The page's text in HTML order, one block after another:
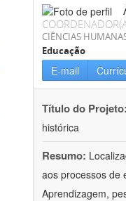
CIÊNCIAS
Educação
E-mail
Título do Projeto:
histórica
Resumo:
aos processos de
Aprendizagem,